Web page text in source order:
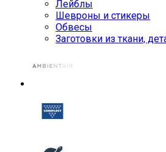
Лейблы
Шевроны и стикеры
Обвесы
Заготовки из ткани,